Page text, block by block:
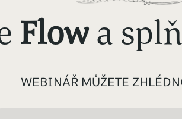
Flowa
WEBINÁŘ MŮŽETE